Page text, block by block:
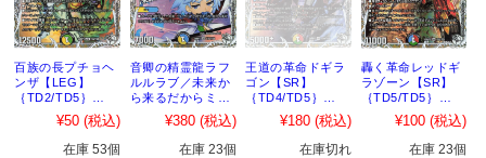
百族の長プチョヘ
ンザ【LEG】
｛TD2/TD5｝
［26RP2］
¥50 (税込)
在庫 53個
音卿の精霊龍ラフ
ルルラブ／未来か
ら来るだからミラ
クル【SR】
｛TD3/TD5｝
［26RP2］
¥380 (税込)
在庫 23個
王道の革命ドギラ
ゴン【SR】
｛TD4/TD5｝
［26RP2］
¥180 (税込)
在庫切れ
轟く革命レッドギ
ラゾーン【SR】
｛TD5/TD5｝
［26RP2］
¥100 (税込)
在庫 23個